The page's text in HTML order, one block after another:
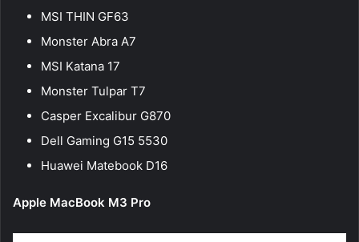
MSI THIN GF63
Monster Abra A7
MSI Katana 17
Monster Tulpar T7
Casper Excalibur G870
Dell Gaming G15 5530
Huawei Matebook D16
Apple MacBook M3 Pro